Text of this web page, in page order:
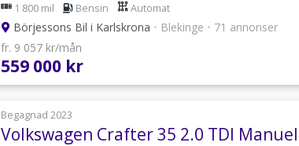
1 800 mil Bensin Automat
Börjessons Bil i Karlskrona • Blekinge • 71 annonser
fr. 9 057 kr/mån
559 000 kr
Begagnad 2023
Volkswagen Crafter 35 2.0 TDI